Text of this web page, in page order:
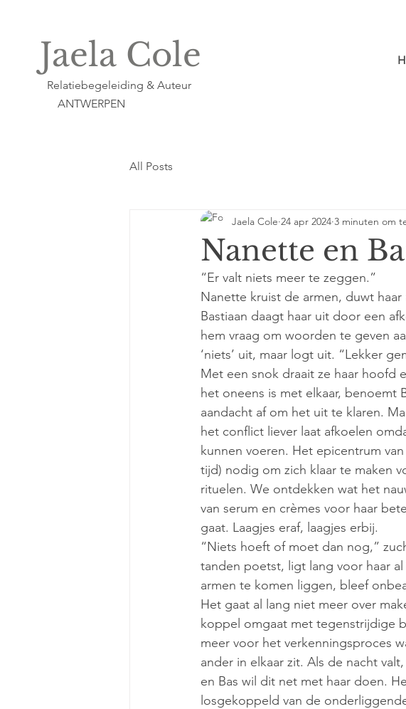
Jaela Cole
Relatiebegeleiding & Auteur
ANTWERPEN
All Posts
Nanette en
Jaela Cole 24 apr 2024 3 minuten om
“Er valt niets meer te zeggen.”
Nanette kruist de armen, duwt
Bastiaan daagt haar uit door een
hem vraag om woorden te geven
‘niets’ uit, maar logt uit. “Lekker
Met een snok draait ze haar hoofd
het oneens is met elkaar, benoemt
aandacht af om het uit te klaren.
het conflict liever laat afkoelen
kunnen voeren. Het epicentrum
tijd) nodig om zich klaar te maken
rituelen. We ontdekken wat het
van serum en crèmes voor haar
gaat. Laagjes eraf, laagjes erbij.
“Niets hoeft of moet dan nog,”
tanden poetst, ligt lang voor haar
armen te komen liggen, bleef
Het gaat al lang niet meer over
koppel omgaat met tegenstrijdige
meer voor het verkenningsproces
ander in elkaar zit. Als de nacht
en Bas wil dit net met haar doen.
losgekoppeld van de